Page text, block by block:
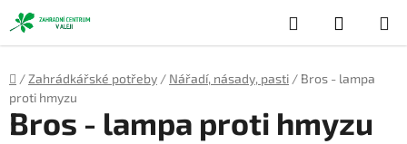
Přejít
na
obsah
Hledat
KOŠÍK
Domů
/ Zahrádkářské potřeby / Nářadí, násady, pasti / Bros - lampa
proti hmyzu
Bros - lampa proti hmyzu